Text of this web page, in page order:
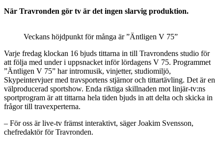
När Travronden gör tv är det ingen slarvig produktion.
Veckans höjdpunkt för många är ”Äntligen V 75”
Varje fredag klockan 16 bjuds tittarna in till Travrondens studio för
att följa med under i uppsnacket inför lördagens V 75. Programmet
”Äntligen V 75” har intromusik, vinjetter, studiomiljö,
Skypeintervjuer med travsportens stjärnor och tittartävling. Det är en
välproducerad sportshow. Enda riktiga skillnaden mot linjär-tv:ns
sportprogram är att tittarna hela tiden bjuds in att delta och skicka in
frågor till travexperterna.
– För oss är live-tv främst interaktivt, säger Joakim Svensson,
chefredaktör för Travronden.